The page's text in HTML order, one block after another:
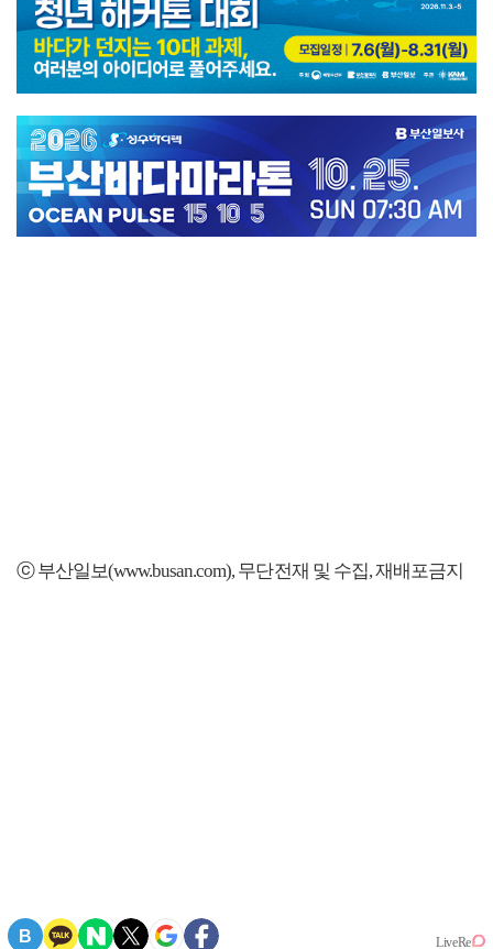
ⓒ 부산일보(www.busan.com), 무단전재 및 수집, 재배포금지